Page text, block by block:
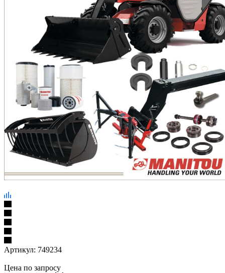
Артикул: 749234
Цена по запросу